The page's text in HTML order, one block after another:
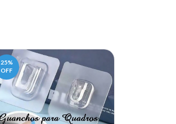
25%
OFF